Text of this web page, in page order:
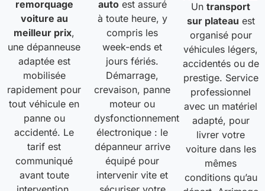
remorquage
voiture au
meilleur prix,
une dépanneuse
adaptée est
mobilisée
rapidement pour
tout véhicule en
panne ou
accidenté. Le
tarif est
communiqué
avant toute
autoest assuré
à toute heure, y
compris les
week-ends et
jours fériés.
Démarrage,
crevaison, panne
moteur ou
dysfonctionnement
électronique : le
dépanneur arrive
équipé pour
intervenir vite et
Untransport
sur plateau est
organisé pour
véhicules légers,
accidentés ou de
prestige. Service
professionnel
avec un matériel
adapté, pour
livrer votre
voiture dans les
mêmes
conditions qu’au